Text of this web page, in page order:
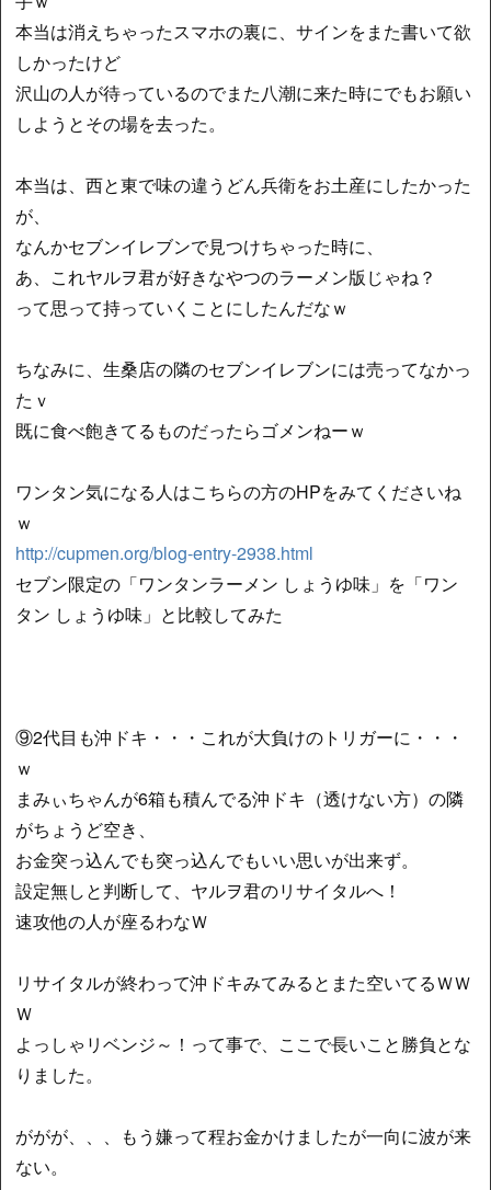
本当は消えちゃったスマホの裏に、サインをまた書いて欲
しかったけど
沢山の人が待っているのでまた八潮に来た時にでもお願い
しようとその場を去った。
本当は、西と東で味の違うどん兵衛をお土産にしたかった
が、
なんかセブンイレブンで見つけちゃった時に、
あ、これヤルヲ君が好きなやつのラーメン版じゃね？
って思って持っていくことにしたんだなｗ
ちなみに、生桑店の隣のセブンイレブンには売ってなかっ
たｖ
既に食べ飽きてるものだったらゴメンねーｗ
ワンタン気になる人はこちらの方のHPをみてくださいね
ｗ
http://cupmen.org/blog-entry-2938.html
セブン限定の「ワンタンラーメン しょうゆ味」を「ワン
タン しょうゆ味」と比較してみた
⑨2代目も沖ドキ・・・これが大負けのトリガーに・・・
ｗ
まみぃちゃんが6箱も積んでる沖ドキ（透けない方）の隣
がちょうど空き、
お金突っ込んでも突っ込んでもいい思いが出来ず。
設定無しと判断して、ヤルヲ君のリサイタルへ！
速攻他の人が座るわなＷ
リサイタルが終わって沖ドキみてみるとまた空いてるＷＷ
Ｗ
よっしゃリベンジ～！って事で、ここで長いこと勝負とな
りました。
ががが、、、もう嫌って程お金かけましたが一向に波が来
ない。